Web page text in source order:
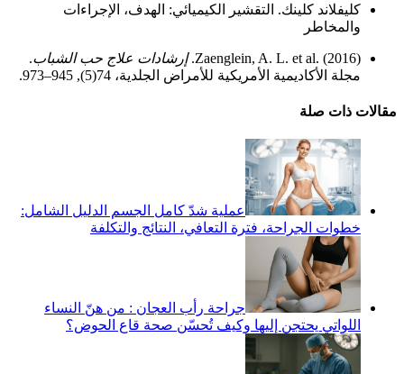
كليفلاند كلينك. التقشير الكيميائي: الهدف، الإجراءات
والمخاطر
Zaenglein, A. L. et al. (2016). إرشادات علاج حب الشباب.
مجلة الأكاديمية الأمريكية للأمراض الجلدية، 74(5), 945–973.
مقالات ذات صلة
عملية شدّ كامل الجسم الدليل الشامل:
خطوات الجراحة، فترة التعافي، النتائج والتكلفة
جراحة رأب العجان : من هنّ النساء
اللواتي يحتجن إليها وكيف تُحسّن صحة قاع الحوض؟